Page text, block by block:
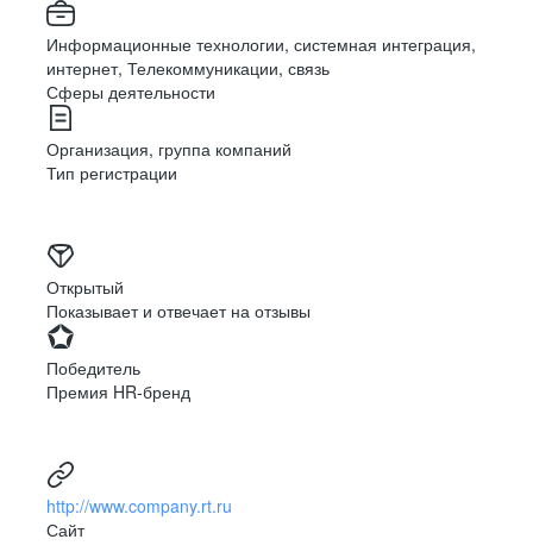
Информационные технологии, системная интеграция,
интернет, Телекоммуникации, связь
Сферы деятельности
Организация, группа компаний
Тип регистрации
Открытый
Показывает и отвечает на отзывы
Победитель
Премия HR-бренд
http://www.company.rt.ru
Сайт